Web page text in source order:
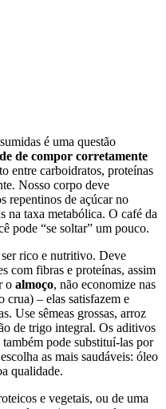
é uma questão
de compor corretamente
entre carboidratos, proteínas
Nosso corpo deve
repentinos de açúcar no
na taxa metabólica. O café da
pode “se soltar” um pouco.
ser rico e nutritivo. Deve
com fibras e proteínas, assim
o almoço, não economize nas
crua) – elas satisfazem e
Use sêmeas grossas, arroz
de trigo integral. Os aditivos
pode substituí-las por
as mais saudáveis: óleo
qualidade.
e vegetais, ou de uma